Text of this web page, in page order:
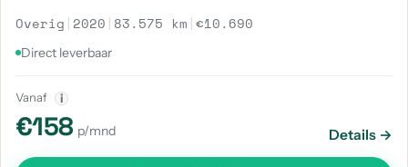
Overig | 2020 | 83.575 km |€10.690
Direct leverbaar
Vanaf i
€158 p/mnd Details →